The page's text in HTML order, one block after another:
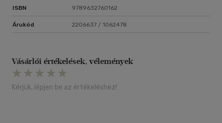
ISBN 9789632760162
Árukód 2206637 / 1062478
Vásárlói értékelések, vélemények
Kérjük, lépjen be az értékeléshez!